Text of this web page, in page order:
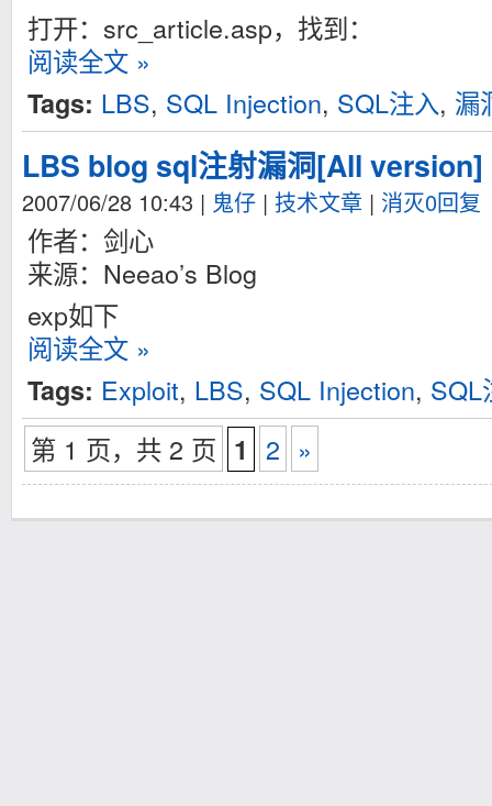
打开：src_article.asp，找到：
阅读全文 »
Tags: LBS, SQL Injection, SQL注入, 漏
LBS blog sql注射漏洞[All version]
2007/06/28 10:43 | 鬼仔 | 技术文章 | 消灭0回复
作者：剑心
来源：Neeao’s Blog
exp如下
阅读全文 »
Tags: Exploit, LBS, SQL Injection, SQL
第 1 页，共 2 页 1 2 »